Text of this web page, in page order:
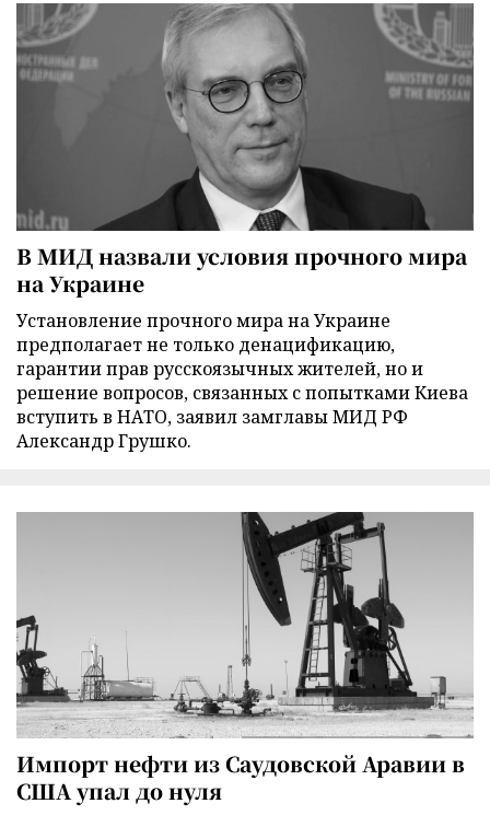
В МИД назвали условия прочного мира
на Украине
Установление прочного мира на Украине
предполагает не только денацификацию,
гарантии прав русскоязычных жителей, но и
решение вопросов, связанных с попытками Киева
вступить в НАТО, заявил замглавы МИД РФ
Александр Грушко.
Импорт нефти из Саудовской Аравии в
США упал до нуля